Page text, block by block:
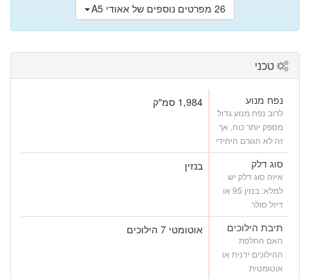
26 מפרטים נוספים של אאודי A5
טכני
נפח מנוע
לרוב נפח מנוע גדול
מספק יותר כוח, אך
זה לא הגורם היחידי
1,984 סמ"ק
סוג דלק
איזה סוג דלק יש
למלא: בנזין 95 או
דיזל סולר
בנזין
תיבת הילוכים
האם החלפת
ההילוכים ידנית או
אוטומטית
אוטומטי 7 הילוכים